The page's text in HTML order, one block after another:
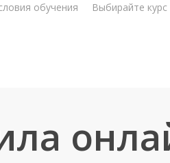
обучения Выбирайте курс